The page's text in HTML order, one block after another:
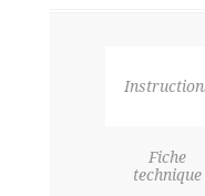
Fiche
technique